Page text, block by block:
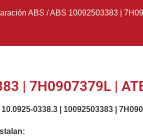
ABS /ABS 10092503383 |
| 7H0907379L |
10.0925-0338.3 10092503383